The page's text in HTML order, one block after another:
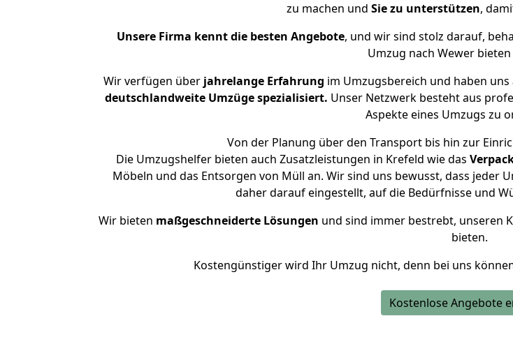
zu machen und Sie zu unterstützen,
Unsere Firma kennt die besten Angebote, und wir sind stolz darauf,
Umzug nach Wewer
Wir verfügen überjahrelange Erfahrung im Umzugsbereich und haben
deutschlandweite Umzüge spezialisiert. Unser Netzwerk besteht aus
Aspekte eines Umzugs zu
Von der Planung über den Transport bis hin zur
Die Umzugshelfer bieten auch Zusatzleistungen in Krefeld wie das
Möbeln und das Entsorgen von Müll an. Wir sind uns bewusst, dass jeder
daher darauf eingestellt, auf die Bedürfnisse und
Wir bieten maßgeschneiderte Lösungen und sind immer bestrebt, unseren
bieten.
Kostengünstiger wird Ihr Umzug nicht, denn bei uns
Kostenlose Angebote